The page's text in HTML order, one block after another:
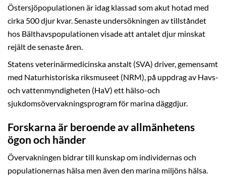
Östersjöpopulationen är idag klassad som akut hotad med
cirka 500 djur kvar. Senaste undersökningen av tillståndet
hos Bälthavspopulationen visade att antalet djur minskat
rejält de senaste åren.
Statens veterinärmedicinska anstalt (SVA) driver, gemensamt
med Naturhistoriska riksmuseet (NRM), på uppdrag av Havs-
och vattenmyndigheten (HaV) ett hälso-och
sjukdomsövervakningsprogram för marina däggdjur.
Forskarna är beroende av allmänhetens
ögon och händer
Övervakningen bidrar till kunskap om individernas och
populationernas hälsa men även den marina miljöns hälsa.